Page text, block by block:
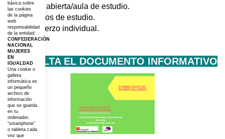
Aula abierta/aula de estudio.
Grupos de estudio.
Refuerzo individual.
CONSULTA EL DOCUMENTO INFORMATIVO
básica sobre
las cookies
de la página
web
responsabilidad
de la entidad:
CONFEDERACIÓN
NACIONAL
MUJERES
EN
IGUALDAD
Una cookie o
galleta
informática es
un pequeño
archivo de
información
que se guarda
en tu
ordenador,
“smartphone”
o tableta cada
vez que